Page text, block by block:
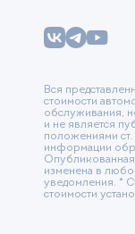
Вся
стоимости
обслуживания,
и не является
положениями
информации
изменена в
уведомления. *
стоимости